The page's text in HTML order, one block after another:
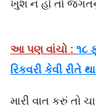
ખુશ ન હો તો જગતનું
આ પણ વાંચો : ૧૮
રિકવરી કેવી રીતે
મારી વાત કરું તો